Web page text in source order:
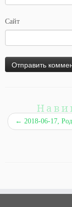
Сайт
← 2018-06-17,